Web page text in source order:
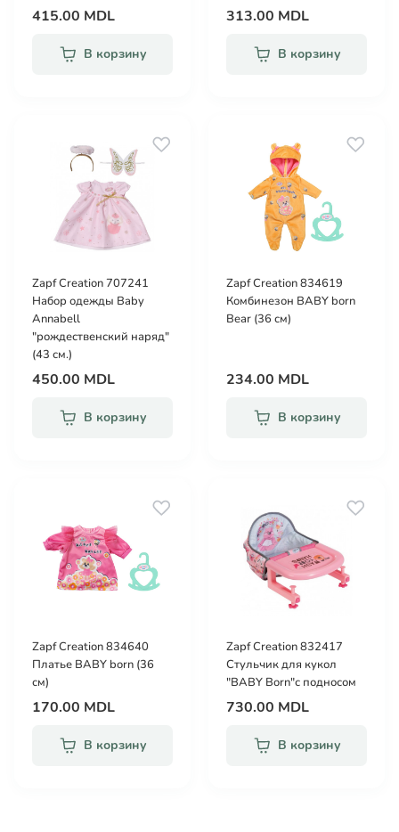
415.00 MDL
В корзину
313.00 MDL
В корзину
Zapf Creation 707241
Набор одежды Baby
Annabell
"рождественский наряд"
(43 см.)
450.00 MDL
В корзину
Zapf Creation 834619
Комбинезон BABY born
Bear (36 см)
234.00 MDL
В корзину
Zapf Creation 834640
Платье BABY born (36
см)
170.00 MDL
В корзину
Zapf Creation 832417
Стульчик для кукол
"BABY Born"с подносом
730.00 MDL
В корзину